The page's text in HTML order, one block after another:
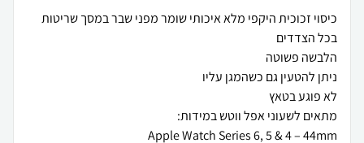
כיסוי זכוכית היקפי מלא איכותי שומר מפני שבר במסך שריטות